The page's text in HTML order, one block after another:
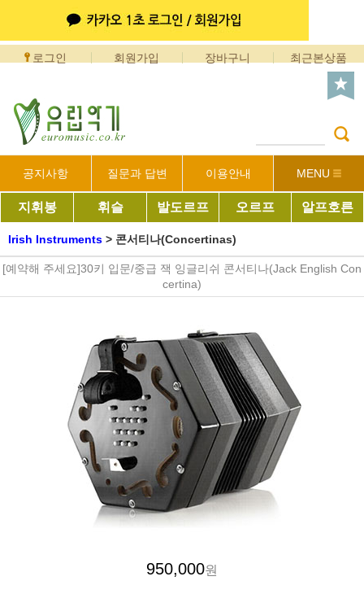
로그인 회원가입 장바구니 최근본상품
공지사항 질문과 답변 이용안내 MENU
지휘봉 휘슬 발도르프 오르프 알프호른
Irish Instruments > 콘서티나(Concertinas)
[예약해 주세요]30키 입문/중급 잭 잉글리쉬 콘서티나(Jack English Con
certina)
950,000원